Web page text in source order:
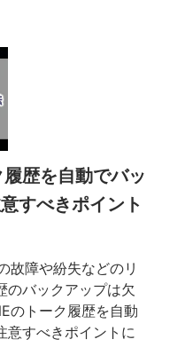
履歴を自動でバッ
すべきポイント
故障や紛失などのリ
のバックアップは欠
のトーク履歴を自動
意すべきポイントに